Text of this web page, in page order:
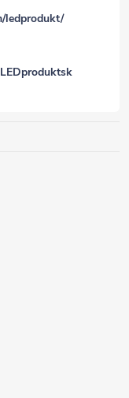
ledprodukt/